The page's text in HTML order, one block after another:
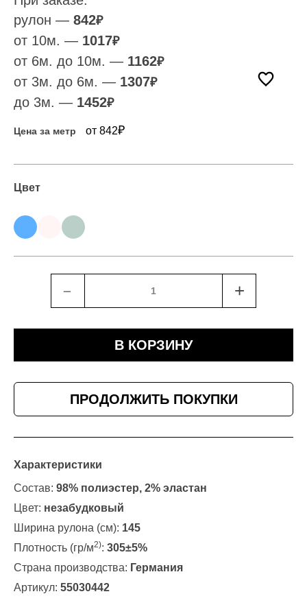
рулон — 842₽
от 10м. — 1017₽
от 6м. до 10м. — 1162₽
от 3м. до 6м. — 1307₽
до 3м. — 1452₽
Цена за метр от 842₽
Цвет
﹣ +
В КОРЗИНУ
ПРОДОЛЖИТЬ ПОКУПКИ
Характеристики
Состав: 98% полиэстер, 2% эластан
Цвет: незабудковый
Ширина рулона (см): 145
Плотность (гр/м2): 305±5%
Страна производства: Германия
Артикул: 55030442